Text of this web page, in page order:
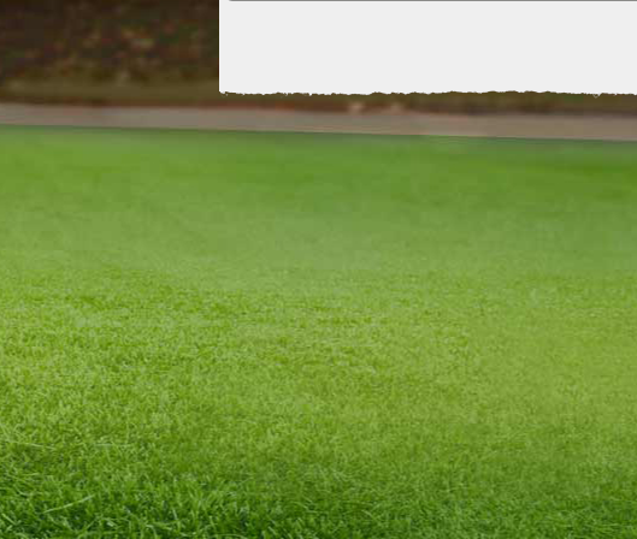
Clubbesitzer und Manager Gianscan drückt seine
Zuversicht aus. \\\\\\\"Wir stehen vor einer
anspruchsvollen Herausforderung, aber ich glaube fest
an die Fähigkeiten meiner Jungs. Wir sind bereit, uns
daransetzen wird, einen gelungenen Auftakt in die
Saison zu feiern. Die Mannschaft hofft darauf, die
ersten Punkte im Kampf um den Erfolg des FC Celoblu
92 zu erringen und somit eine positive Energie für die
kommenden Herausforderungen zu schaffen. Der 17.
November verspricht nicht nur den Beginn einer neuen
Saison, sondern auch den Start eines
vielversprechenden Kapitels für den FC Celoblu 92.
⚽️